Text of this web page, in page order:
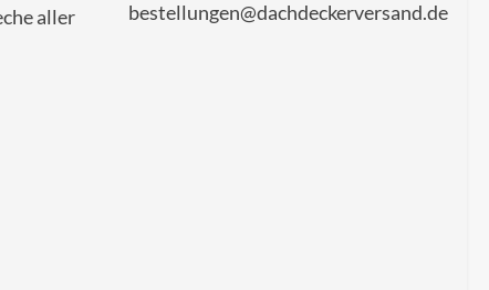
aller
bestellungen@dachdeckerversand.de